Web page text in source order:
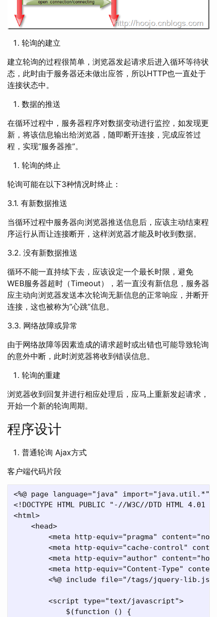
轮询的建立
建立轮询的过程很简单，浏览器发起请求后进入循环等待状
态，此时由于服务器还未做出应答，所以HTTP也一直处于
连接状态中。
数据的推送
在循环过程中，服务器程序对数据变动进行监控，如发现更
新，将该信息输出给浏览器，随即断开连接，完成应答过
程，实现“服务器推”。
轮询的终止
轮询可能在以下3种情况时终止：
3.1. 有新数据推送
当循环过程中服务器向浏览器推送信息后，应该主动结束程
序运行从而让连接断开，这样浏览器才能及时收到数据。
3.2. 没有新数据推送
循环不能一直持续下去，应该设定一个最长时限，避免
WEB服务器超时（Timeout），若一直没有新信息，服务器
应主动向浏览器发送本次轮询无新信息的正常响应，并断开
连接，这也被称为“心跳”信息。
3.3. 网络故障或异常
由于网络故障等因素造成的请求超时或出错也可能导致轮询
的意外中断，此时浏览器将收到错误信息。
轮询的重建
浏览器收到回复并进行相应处理后，应马上重新发起请求，
开始一个新的轮询周期。
程序设计
普通轮询 Ajax方式
客户端代码片段
<%@ page language="java" import="java.util.*"
<!DOCTYPE HTML PUBLIC "-//W3C//DTD HTML
<html>
    <head>
<meta http-equiv="pragma" content="no-
<meta http-equiv="cache-control"
<meta http-equiv="author"
<meta http-equiv="Content-Type"
<%@ include file="/tags/jquery-
        <script type="text/javascript">
            $(function () {